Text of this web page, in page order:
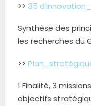
>> 35
Synthèse des
les recherches du
>>
1 Finalité, 3
objectifs